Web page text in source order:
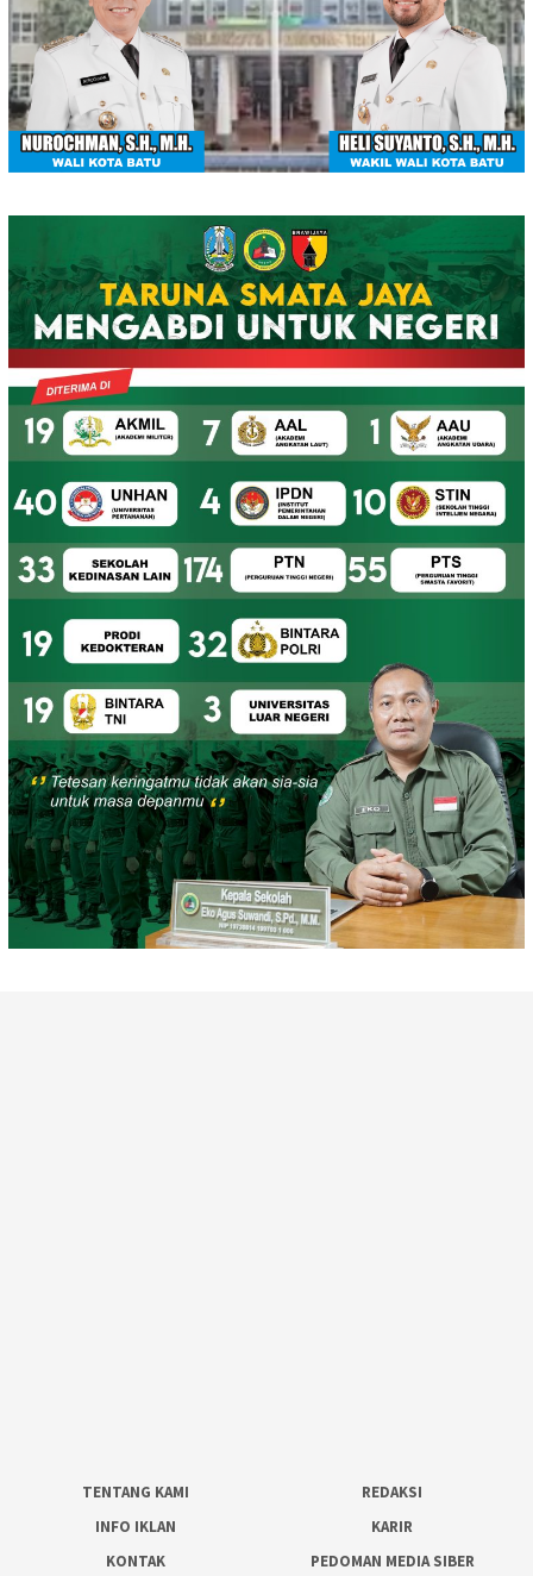
TENTANG KAMI
REDAKSI
INFO IKLAN
KARIR
KONTAK
PEDOMAN MEDIA SIBER